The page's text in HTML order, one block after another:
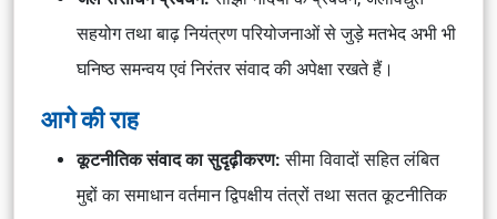
सहयोग तथा बाढ़ नियंत्रण परियोजनाओं से जुड़े मतभेद अभी भी
घनिष्ठ समन्वय एवं निरंतर संवाद की अपेक्षा रखते हैं।
आगे की राह
कूटनीतिक संवाद का सुदृढ़ीकरण:सीमा विवादों सहित लंबित
मुद्दों का समाधान वर्तमान द्विपक्षीय तंत्रों तथा सतत कूटनीतिक